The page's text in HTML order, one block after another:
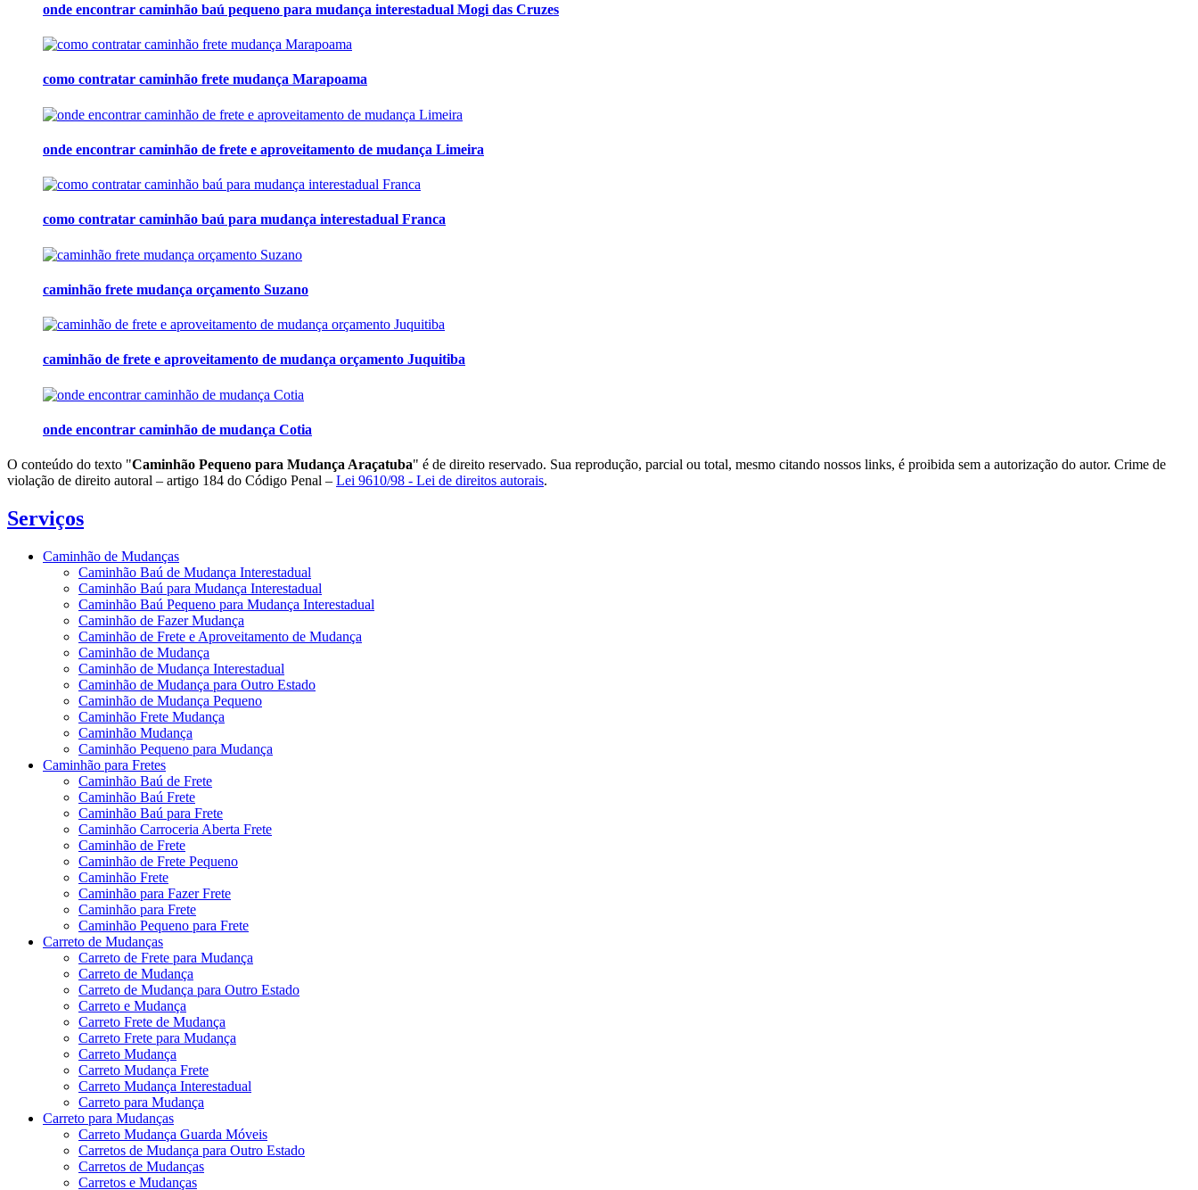
onde encontrar caminhão baú pequeno para mudança interestadual Mogi das Cruzes
como contratar caminhão frete mudança Marapoama
onde encontrar caminhão de frete e aproveitamento de mudança Limeira
como contratar caminhão baú para mudança interestadual Franca
caminhão frete mudança orçamento Suzano
caminhão de frete e aproveitamento de mudança orçamento Juquitiba
onde encontrar caminhão de mudança Cotia
O conteúdo do texto "Caminhão Pequeno para Mudança Araçatuba" é de direito reservado. Sua reprodução, parcial ou total, mesmo citando nossos links, é proibida sem a autorização do autor. Crime de
violação de direito autoral – artigo 184 do Código Penal – Lei 9610/98 - Lei de direitos autorais.
Serviços
Caminhão de Mudanças
Caminhão Baú de Mudança Interestadual
Caminhão Baú para Mudança Interestadual
Caminhão Baú Pequeno para Mudança Interestadual
Caminhão de Fazer Mudança
Caminhão de Frete e Aproveitamento de Mudança
Caminhão de Mudança
Caminhão de Mudança Interestadual
Caminhão de Mudança para Outro Estado
Caminhão de Mudança Pequeno
Caminhão Frete Mudança
Caminhão Mudança
Caminhão Pequeno para Mudança
Caminhão para Fretes
Caminhão Baú de Frete
Caminhão Baú Frete
Caminhão Baú para Frete
Caminhão Carroceria Aberta Frete
Caminhão de Frete
Caminhão de Frete Pequeno
Caminhão Frete
Caminhão para Fazer Frete
Caminhão para Frete
Caminhão Pequeno para Frete
Carreto de Mudanças
Carreto de Frete para Mudança
Carreto de Mudança
Carreto de Mudança para Outro Estado
Carreto e Mudança
Carreto Frete de Mudança
Carreto Frete para Mudança
Carreto Mudança
Carreto Mudança Frete
Carreto Mudança Interestadual
Carreto para Mudança
Carreto para Mudanças
Carreto Mudança Guarda Móveis
Carretos de Mudança para Outro Estado
Carretos de Mudanças
Carretos e Mudanças